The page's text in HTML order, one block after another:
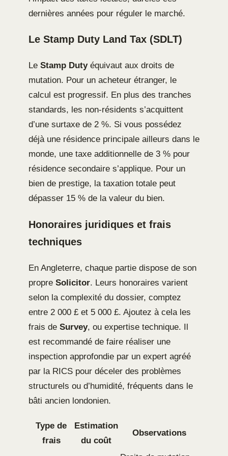
dernières années pour réguler le marché.
Le Stamp Duty Land Tax (SDLT)
Le Stamp Dutyéquivaut aux droits de
mutation. Pour un acheteur étranger, le
calcul est progressif. En plus des tranches
standards, les non-résidents s’acquittent
d’une surtaxe de 2 %. Si vous possédez
déjà une résidence principale ailleurs dans le
monde, une taxe additionnelle de 3 % pour
résidence secondaire s’applique. Pour un
bien de prestige, la taxation totale peut
dépasser 15 % de la valeur du bien.
Honoraires juridiques et frais
techniques
En Angleterre, chaque partie dispose de son
propre Solicitor. Leurs honoraires varient
selon la complexité du dossier, comptez
entre 2 000 £ et 5 000 £. Ajoutez à cela les
frais de Survey, ou expertise technique. Il
est recommandé de faire réaliser une
inspection approfondie par un expert agréé
par la RICS pour déceler des problèmes
structurels ou d’humidité, fréquents dans le
bâti ancien londonien.
Type de
frais
Estimation
du coût
Observations